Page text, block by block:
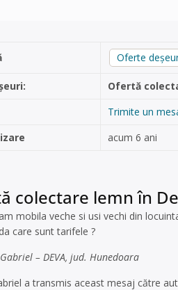
Oferte
Ofertă
Trimite un
acum 6 ani
colectare lemn în
mobila veche si usi vechi din
care sunt tarifele ?
– DEVA, jud. Hunedoara
a transmis aceast mesaj către